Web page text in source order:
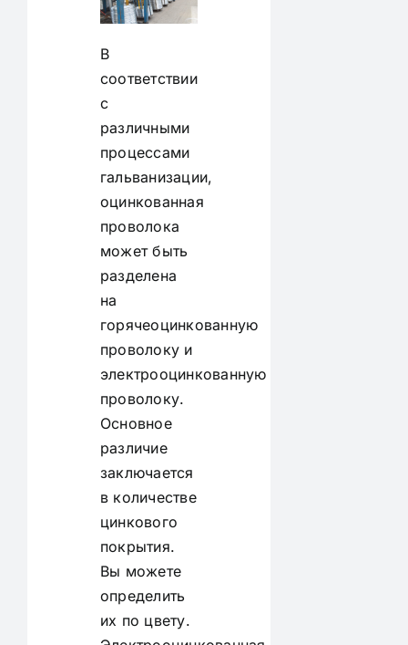
В
соответствии
с
различными
процессами
гальванизации,
оцинкованная
проволока
может быть
разделена
на
горячеоцинкованную
проволоку и
электрооцинкованную
проволоку.
Основное
различие
заключается
в количестве
цинкового
покрытия.
Вы можете
определить
их по цвету.